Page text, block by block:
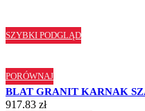
SZYBKI PODGLĄD
PORÓWNAJ
BLAT GRANIT KARNAK
917.83 zł